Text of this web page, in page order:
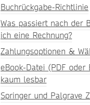
Buchrückgabe-Richtlinie
Was passiert nach der
ich eine Rechnung?
Zahlungsoptionen &
eBook-Datei (PDF
kaum lesbar
Springer und Palgrave